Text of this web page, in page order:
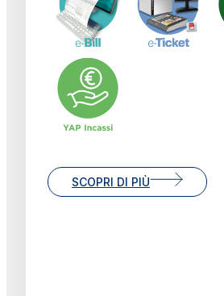
SCOPRI DI PIÙ